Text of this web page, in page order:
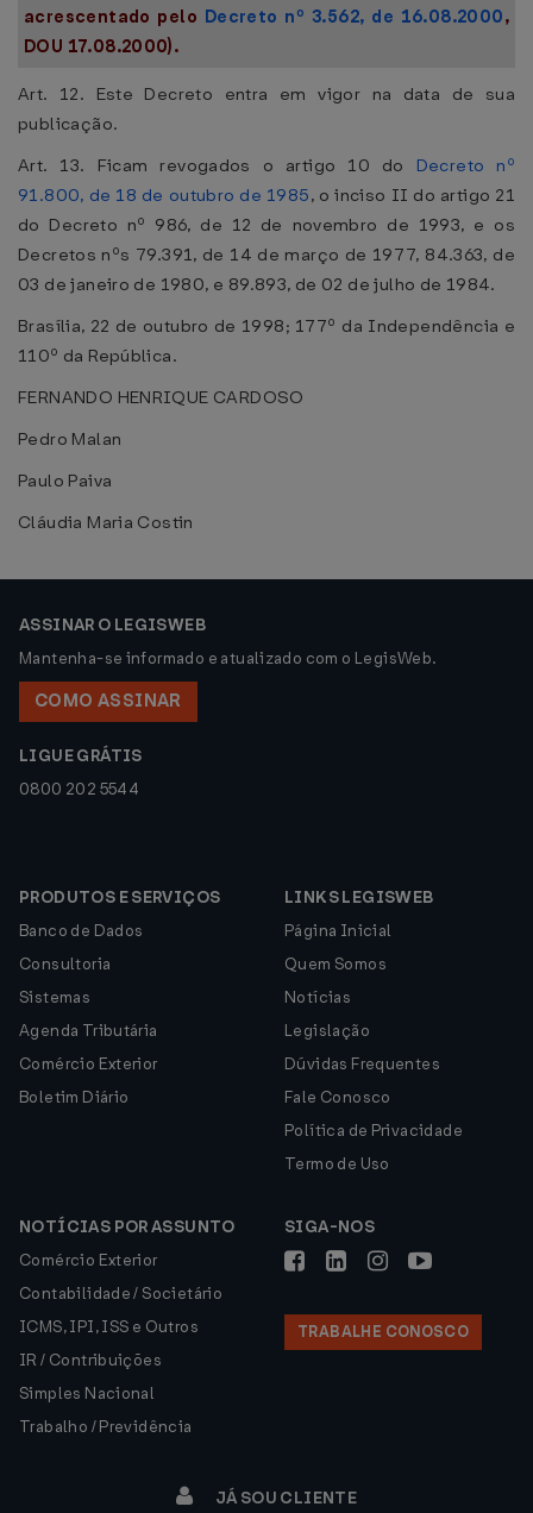
acrescentado pelo Decreto nº 3.562, de 16.08.2000,
DOU 17.08.2000).
Art. 12. Este Decreto entra em vigor na data de sua
publicação.
Art. 13. Ficam revogados o artigo 10 do Decreto nº
91.800, de 18 de outubro de 1985, o inciso II do artigo 21
do Decreto nº 986, de 12 de novembro de 1993, e os
Decretos nºs 79.391, de 14 de março de 1977, 84.363, de
03 de janeiro de 1980, e 89.893, de 02 de julho de 1984.
Brasília, 22 de outubro de 1998; 177º da Independência e
110º da República.
FERNANDO HENRIQUE CARDOSO
Pedro Malan
Paulo Paiva
Cláudia Maria Costin
ASSINAR O LEGISWEB
Mantenha-se informado e atualizado com o LegisWeb.
COMO ASSINAR
LIGUE GRÁTIS
0800 202 5544
PRODUTOS E SERVIÇOS
Banco de Dados
Consultoria
Sistemas
Agenda Tributária
Comércio Exterior
Boletim Diário
LINKS LEGISWEB
Página Inicial
Quem Somos
Notícias
Legislação
Dúvidas Frequentes
Fale Conosco
Política de Privacidade
Termo de Uso
NOTÍCIAS POR ASSUNTO
Comércio Exterior
Contabilidade / Societário
ICMS, IPI, ISS e Outros
IR / Contribuições
Simples Nacional
Trabalho / Previdência
SIGA-NOS
TRABALHE CONOSCO
JÁ SOU CLIENTE